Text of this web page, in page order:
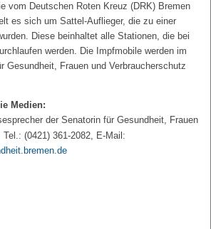
vom Deutschen Roten Kreuz (DRK) Bremen
es sich um Sattel-Auflieger, die zu einer
Diese beinhaltet alle Stationen, die bei
werden. Die Impfmobile werden im
Gesundheit, Frauen und Verbraucherschutz
Medien:
der Senatorin für Gesundheit, Frauen
(0421) 361-2082, E-Mail: